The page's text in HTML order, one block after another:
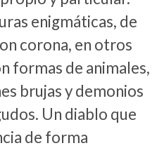
enigmáticas, de
corona, en otros
formas de animales,
brujas y demonios
Un diablo que
de forma